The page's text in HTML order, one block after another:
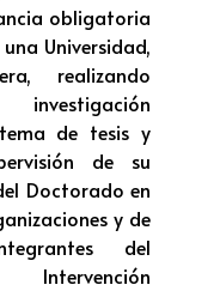
obligatoria
Universidad,
realizando
de tesis y
de su
Doctorado en
y de
del